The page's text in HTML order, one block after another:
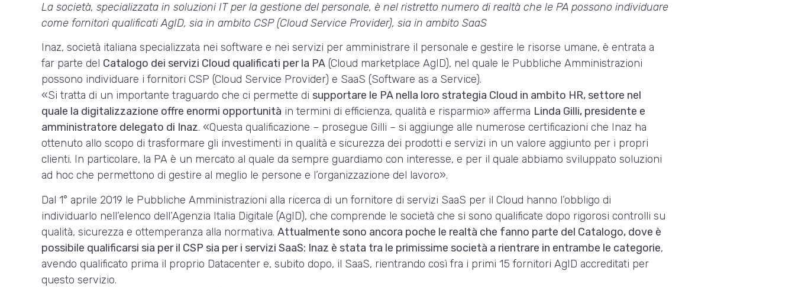
La società, specializzata in soluzioni IT per la gestione del personale, è nel ristretto numero di realtà che le PA possono individuare
come fornitori qualificati AgID, sia in ambito CSP (Cloud Service Provider), sia in ambito SaaS
Inaz, società italiana specializzata nei software e nei servizi per amministrare il personale e gestire le risorse umane, è entrata a
far parte del Catalogo dei servizi Cloud qualificati per la PA (Cloud marketplace AgID), nel quale le Pubbliche Amministrazioni
possono individuare i fornitori CSP (Cloud Service Provider) e SaaS (Software as a Service).
«Si tratta di un importante traguardo che ci permette di supportare le PA nella loro strategia Cloud in ambito HR, settore nel
quale la digitalizzazione offre enormi opportunità in termini di efficienza, qualità e risparmio» afferma Linda Gilli, presidente e
amministratore delegato di Inaz. «Questa qualificazione – prosegue Gilli – si aggiunge alle numerose certificazioni che Inaz ha
ottenuto allo scopo di trasformare gli investimenti in qualità e sicurezza dei prodotti e servizi in un valore aggiunto per i propri
clienti. In particolare, la PA è un mercato al quale da sempre guardiamo con interesse, e per il quale abbiamo sviluppato soluzioni
ad hoc che permettono di gestire al meglio le persone e l’organizzazione del lavoro».
Dal 1° aprile 2019 le Pubbliche Amministrazioni alla ricerca di un fornitore di servizi SaaS per il Cloud hanno l’obbligo di
individuarlo nell’elenco dell’Agenzia Italia Digitale (AgID), che comprende le società che si sono qualificate dopo rigorosi controlli su
qualità, sicurezza e ottemperanza alla normativa. Attualmente sono ancora poche le realtà che fanno parte del Catalogo, dove è
possibile qualificarsi sia per il CSP sia per i servizi SaaS: Inaz è stata tra le primissime società a rientrare in entrambe le categorie,
avendo qualificato prima il proprio Datacenter e, subito dopo, il SaaS, rientrando così fra i primi 15 fornitori AgID accreditati per
questo servizio.